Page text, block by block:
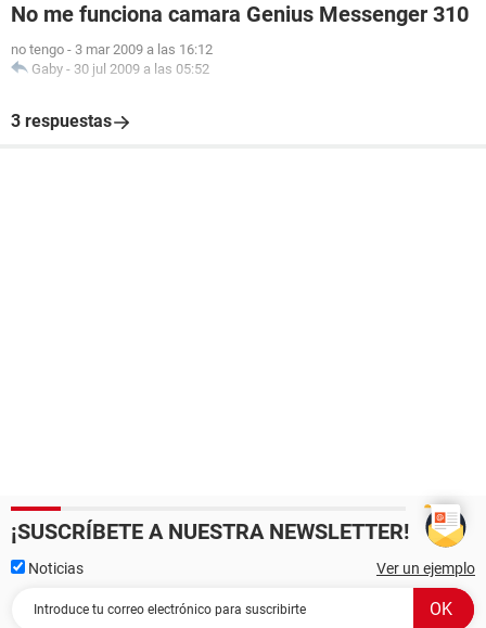
No me funciona camara Genius Messenger 310
no tengo - 3 mar 2009 a las 16:12
Gaby - 30 jul 2009 a las 05:52
3 respuestas
¡SUSCRÍBETE A NUESTRA NEWSLETTER!
Noticias Ver un ejemplo